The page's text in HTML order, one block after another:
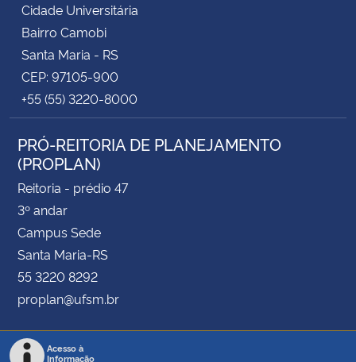
Cidade Universitária
Bairro Camobi
Santa Maria - RS
CEP: 97105-900
+55 (55) 3220-8000
PRÓ-REITORIA DE PLANEJAMENTO
(PROPLAN)
Reitoria - prédio 47
3º andar
Campus Sede
Santa Maria-RS
55 3220 8292
proplan@ufsm.br
Acesso à
Informação